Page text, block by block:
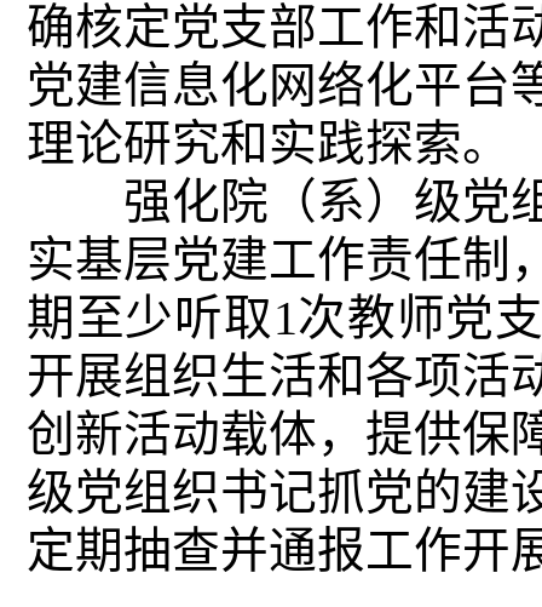
确核定党支部工作和活
党建信息化网络化平台
理论研究和实践探索。
强化院（系）级党组
实基层党建工作责任制
期至少听取1次教师党
开展组织生活和各项活
创新活动载体，提供保
级党组织书记抓党的建
定期抽查并通报工作